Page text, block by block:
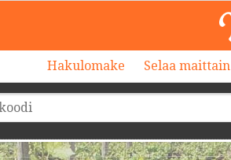
Hakulomake Selaa maittain